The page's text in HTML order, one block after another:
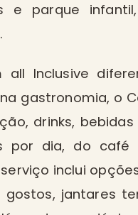
e parque
all Inclusive
gastronomia, o
drinks,
por dia, do café
inclui
gostos, jantares